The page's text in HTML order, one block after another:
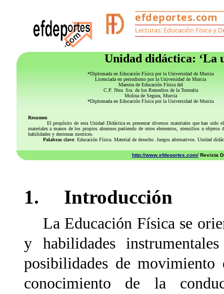
Unidad didáctica: ‘La
*Diplomada en Educación Física por la Universidad de Murcia
Licenciada en periodismo por la Universidad de Murcia
Maestra de Educación Física del
C.P. Ntra. Sra. de los Remedios de la Torrealta
Molina de Segura, Murcia
*Diplomada en Educación Física por la Universidad de Murcia
Resumen
El propósito de esta Unidad Didáctica es presentar diversos materiales que han sido
materiales a manos de los propios alumnos partiendo de otros elementos, utensilios u
habilidades y destrezas motrices.
Palabras clave: Educación Física. Material de desecho. Juegos alternativos. Unidad
http://www.efdeportes.com/ Revista
1. Introducción
La Educación Física se
y habilidades
posibilidades de
conocimiento de la